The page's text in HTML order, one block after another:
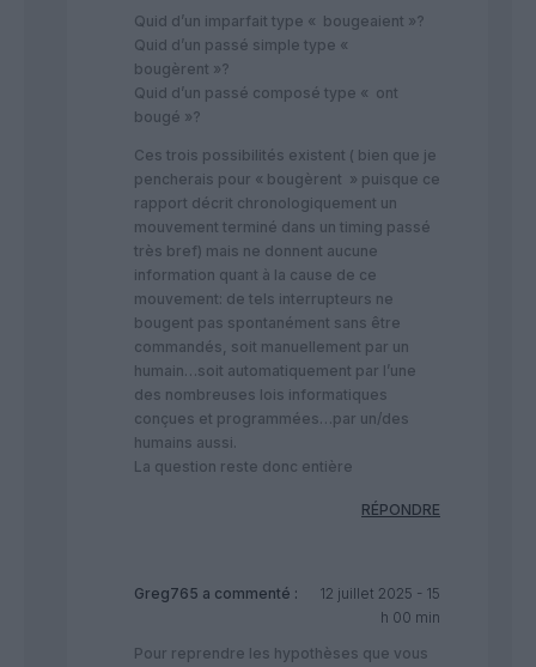
Quid d’un imparfait type « bougeaient »?
Quid d’un passé simple type «
bougèrent »?
Quid d’un passé composé type « ont
bougé »?
Ces trois possibilités existent ( bien que je
pencherais pour « bougèrent » puisque ce
rapport décrit chronologiquement un
mouvement terminé dans un timing passé
très bref) mais ne donnent aucune
information quant à la cause de ce
mouvement: de tels interrupteurs ne
bougent pas spontanément sans être
commandés, soit manuellement par un
humain…soit automatiquement par l’une
des nombreuses lois informatiques
conçues et programmées…par un/des
humains aussi.
La question reste donc entière
RÉPONDRE
Greg765 a commenté :
12 juillet 2025 - 15
h 00 min
Pour reprendre les hypothèses que vous